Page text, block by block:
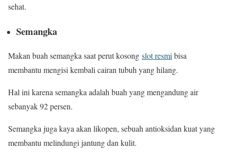
sehat.
Semangka
Makan buah semangka saat perut kosong slot resmibisa
membantu mengisi kembali cairan tubuh yang hilang.
Hal ini karena semangka adalah buah yang mengandung air
sebanyak 92 persen.
Semangka juga kaya akan likopen, sebuah antioksidan kuat yang
membantu melindungi jantung dan kulit.